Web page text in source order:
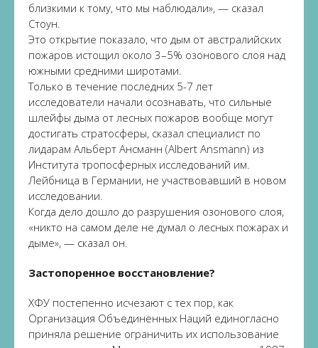
близкими к тому, что мы наблюдали», — сказал
Стоун.
Это открытие показало, что дым от австралийских
пожаров истощил около 3–5% озонового слоя над
южными средними широтами.
Только в течение последних 5-7 лет
исследователи начали осознавать, что сильные
шлейфы дыма от лесных пожаров вообще могут
достигать стратосферы, сказал специалист по
лидарам Альберт Ансманн (Albert Ansmann) из
Института тропосферных исследований им.
Лейбница в Германии, не участвовавший в новом
исследовании.
Когда дело дошло до разрушения озонового слоя,
«никто на самом деле не думал о лесных пожарах и
дыме», — сказал он.
Застопоренное восстановление?
ХФУ постепенно исчезают с тех пор, как
Организация Объединенных Наций единогласно
приняла решение ограничить их использование